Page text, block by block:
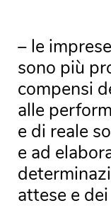
– le
sono più
compensi
alle
e di reale
e ad
attese e